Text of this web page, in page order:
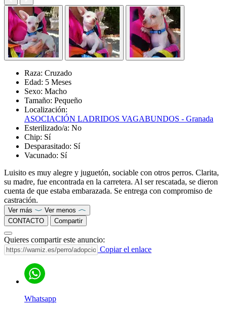
Raza: Cruzado
Edad: 5 Meses
Sexo: Macho
Tamaño: Pequeño
Localización:
ASOCIACIÓN LADRIDOS VAGABUNDOS - Granada
Esterilizado/a: No
Chip: Sí
Desparasitado: Sí
Vacunado: Sí
Luisito es muy alegre y juguetón, sociable con otros perros. Clarita,
su madre, fue encontrada en la carretera. Al ser rescatada, se dieron
cuenta de que estaba embarazada. Se entrega con compromiso de
castración.
Ver más
Ver menos
CONTACTO
Compartir
Quieres compartir este anuncio:
Copiar el enlace
Whatsapp